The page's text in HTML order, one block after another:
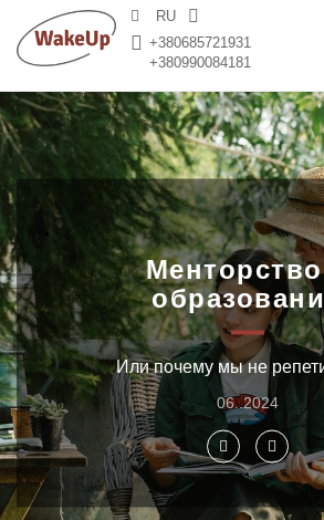
RU
+380685721931
+380990084181
Или почему мы не
06..2024